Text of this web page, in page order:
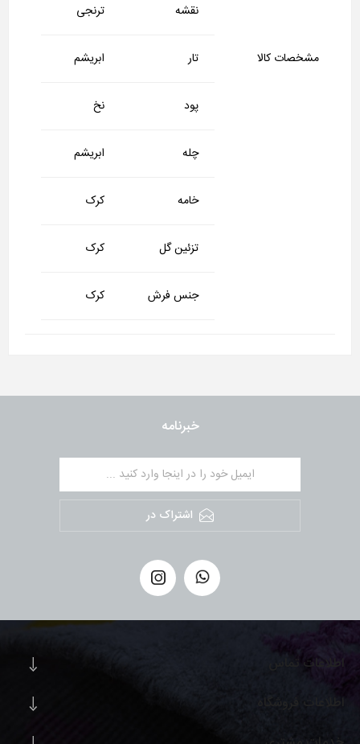
مشخصات کالا
نقشه ترنجی
تار ابریشم
پود نخ
چله ابریشم
خامه کرک
تزئین گل کرک
جنس فرش کرک
خبرنامه
اشتراک در
اطلاعات تماس
اطلاعات فروشگاه